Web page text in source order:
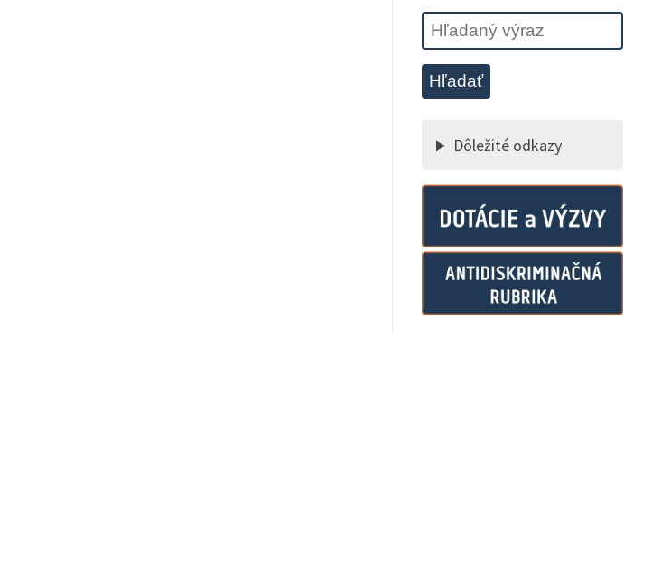
Hľadať
Dôležité odkazy